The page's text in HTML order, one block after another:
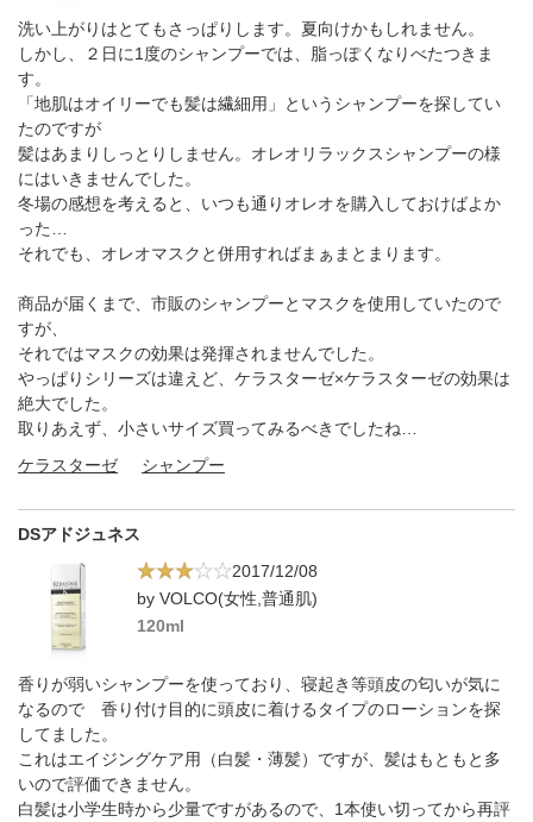
洗い上がりはとてもさっぱりします。夏向けかもしれません。
しかし、２日に1度のシャンプーでは、脂っぽくなりべたつきま
す。
「地肌はオイリーでも髪は繊細用」というシャンプーを探してい
たのですが
髪はあまりしっとりしません。オレオリラックスシャンプーの様
にはいきませんでした。
冬場の感想を考えると、いつも通りオレオを購入しておけばよか
った…
それでも、オレオマスクと併用すればまぁまとまります。
商品が届くまで、市販のシャンプーとマスクを使用していたので
すが、
それではマスクの効果は発揮されませんでした。
やっぱりシリーズは違えど、ケラスターゼ×ケラスターゼの効果は
絶大でした。
取りあえず、小さいサイズ買ってみるべきでしたね…
ケラスターゼ
シャンプー
DSアドジュネス
2017/12/08
by VOLCO(女性,普通肌)
120ml
香りが弱いシャンプーを使っており、寝起き等頭皮の匂いが気に
なるので 香り付け目的に頭皮に着けるタイプのローションを探
してました。
これはエイジングケア用（白髪・薄髪）ですが、髪はもともと多
いので評価できません。
白髪は小学生時から少量ですがあるので、1本使い切ってから再評